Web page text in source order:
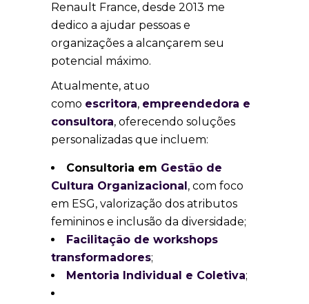
Renault France, desde 2013 me
dedico a ajudar pessoas e
organizações a alcançarem seu
potencial máximo.
Atualmente, atuo
como escritora, empreendedora e
consultora, oferecendo soluções
personalizadas que incluem:
Consultoria em Gestão de
Cultura Organizacional, com foco
em ESG, valorização dos atributos
femininos e inclusão da diversidade;
Facilitação de workshops
transformadores;
Mentoria Individual e Coletiva;